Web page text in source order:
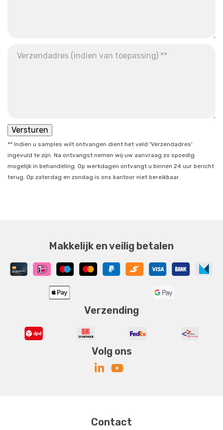
** Indien u samples wilt ontvangen dient het veld 'Verzendadres'
ingevuld te zijn. Na ontvangst nemen wij uw aanvraag zo spoedig
mogelijk in behandeling. Op werkdagen ontvangt u binnen 24 uur bericht
terug. Op zaterdag en zondag is ons kantoor niet bereikbaar.
Makkelijk en veilig betalen
Verzending
Volg ons
Contact